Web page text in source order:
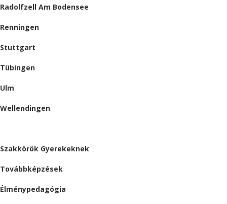
Radolfzell Am Bodensee
Renningen
Stuttgart
Tübingen
Ulm
Wellendingen
Szakkörök Gyerekeknek
Továbbképzések
Élménypedagógia